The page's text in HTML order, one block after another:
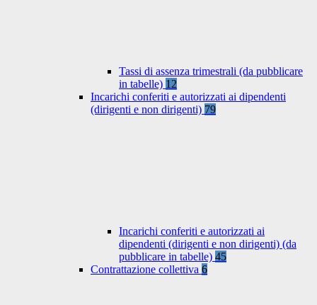
Tassi di assenza trimestrali (da pubblicare
in tabelle) 12
Incarichi conferiti e autorizzati ai dipendenti
(dirigenti e non dirigenti) 79
Incarichi conferiti e autorizzati ai
dipendenti (dirigenti e non dirigenti) (da
pubblicare in tabelle) 45
Contrattazione collettiva 6